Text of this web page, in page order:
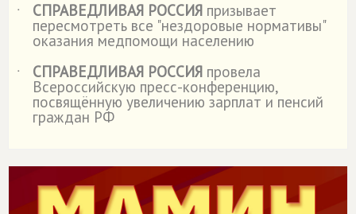
˙
СПРАВЕДЛИВАЯ РОССИЯ призывает
пересмотреть все "нездоровые нормативы"
оказания медпомощи населению
˙
СПРАВЕДЛИВАЯ РОССИЯ провела
Всероссийскую пресс-конференцию,
посвящённую увеличению зарплат и пенсий
граждан РФ